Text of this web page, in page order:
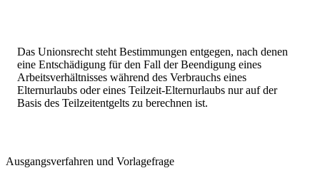
Das Unionsrecht steht Bestimmungen entgegen, nach denen
eine Entschädigung für den Fall der Beendigung eines
Arbeitsverhältnisses während des Verbrauchs eines
Elternurlaubs oder eines Teilzeit-Elternurlaubs nur auf der
Basis des Teilzeitentgelts zu berechnen ist.
Ausgangsverfahren und Vorlagefrage